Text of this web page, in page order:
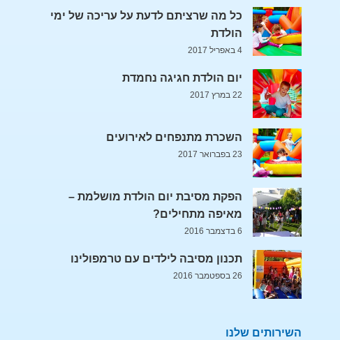
כל מה שרציתם לדעת על עריכה של ימי
הולדת
4 באפריל 2017
יום הולדת חגיגה נחמדת
22 במרץ 2017
השכרת מתנפחים לאירועים
23 בפברואר 2017
הפקת מסיבת יום הולדת מושלמת –
מאיפה מתחילים?
6 בדצמבר 2016
תכנון מסיבה לילדים עם טרמפולינו
26 בספטמבר 2016
השירותים שלנו